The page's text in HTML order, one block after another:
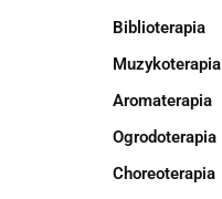
Biblioterapia
Muzykoterapia
Aromaterapia
Ogrodoterapia
Choreoterapia